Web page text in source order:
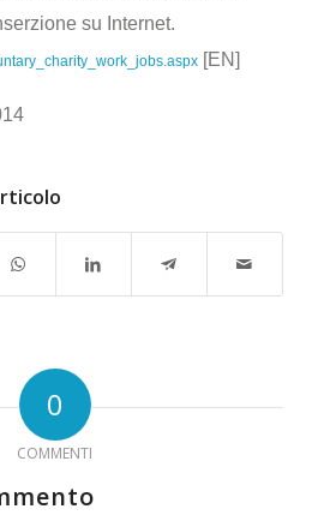
su Internet.
[EN]
0
COMMENTI